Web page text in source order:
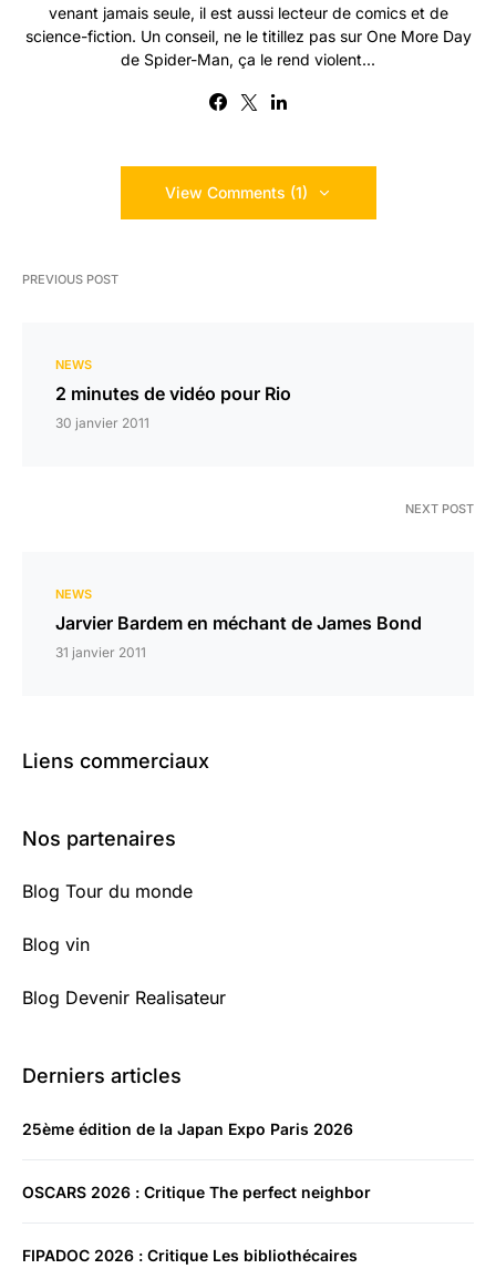
venant jamais seule, il est aussi lecteur de comics et de
science-fiction. Un conseil, ne le titillez pas sur One More Day
de Spider-Man, ça le rend violent...
View Comments (1)
PREVIOUS POST
NEWS
2 minutes de vidéo pour Rio
30 janvier 2011
NEXT POST
NEWS
Jarvier Bardem en méchant de James Bond
31 janvier 2011
Liens commerciaux
Nos partenaires
Blog Tour du monde
Blog vin
Blog Devenir Realisateur
Derniers articles
25ème édition de la Japan Expo Paris 2026
OSCARS 2026 : Critique The perfect neighbor
FIPADOC 2026 : Critique Les bibliothécaires